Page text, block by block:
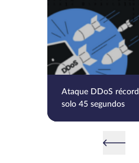
Ataque DDoS
solo 45 segundos